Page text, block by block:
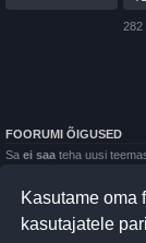
Kasutame oma
kasutajatele
282
FOORUMI ÕIGUSED
Sa ei saa teha uusi
ei saakustutada oma
Saei saa postitada siin